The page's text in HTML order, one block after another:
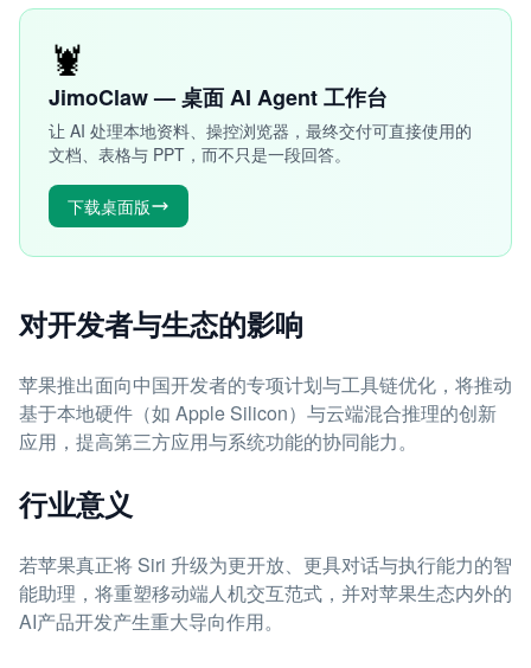
🦞
JimoClaw — 桌面 AI Agent 工作台
让 AI 处理本地资料、操控浏览器，最终交付可直接使用的
文档、表格与 PPT，而不只是一段回答。
下载桌面版
对开发者与生态的影响
苹果推出面向中国开发者的专项计划与工具链优化，将推动
基于本地硬件（如 Apple Silicon）与云端混合推理的创新
应用，提高第三方应用与系统功能的协同能力。
行业意义
若苹果真正将 Siri 升级为更开放、更具对话与执行能力的智
能助理，将重塑移动端人机交互范式，并对苹果生态内外的
AI产品开发产生重大导向作用。